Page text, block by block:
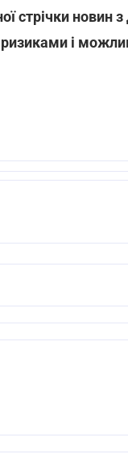
стрічки новин
і